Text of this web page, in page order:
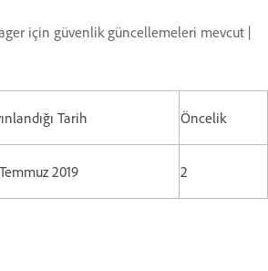
için güvenlik güncellemeleri mevcut |
Tarih Öncelik
2019 2